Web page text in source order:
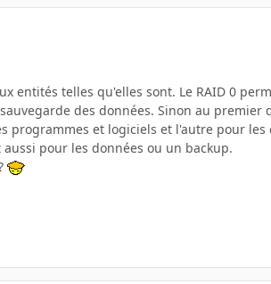
entités telles qu'elles sont. Le RAID 0
des données. Sinon au premier
programmes et logiciels et l'autre pour
pour les données ou un backup.